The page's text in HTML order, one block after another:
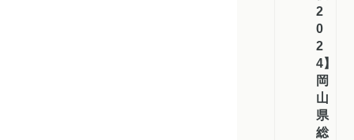
2
0
2
4】
岡
山
県
総